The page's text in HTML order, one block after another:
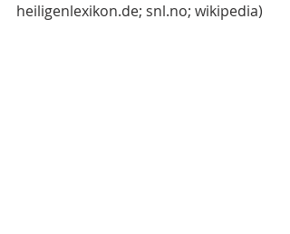
heiligenlexikon.de; snl.no; wikipedia)